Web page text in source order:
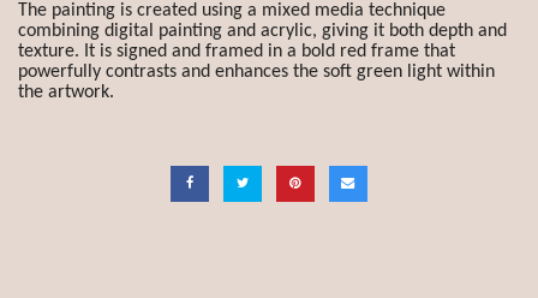
The painting is created using a mixed media technique
combining digital painting and acrylic, giving it both depth and
texture. It is signed and framed in a bold red frame that
powerfully contrasts and enhances the soft green light within
the artwork.